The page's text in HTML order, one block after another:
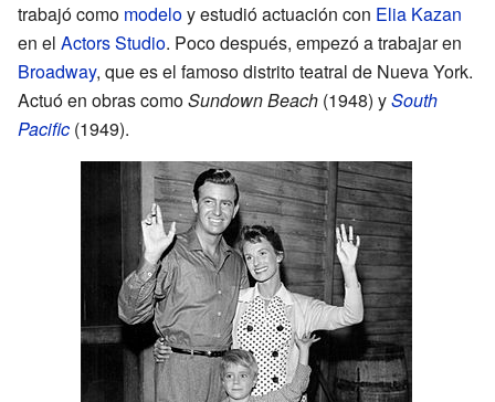
trabajó como modeloy estudió actuación con Elia Kazan
en el Actors Studio. Poco después, empezó a trabajar en
Broadway, que es el famoso distrito teatral de Nueva York.
Actuó en obras comoSundown Beach (1948) ySouth
Pacific (1949).